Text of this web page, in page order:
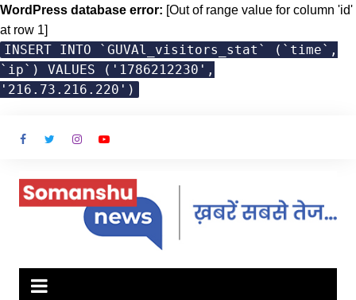
WordPress database error: [Out of range value for column 'id'
at row 1]
INSERT INTO `GUVAl_visitors_stat` (`time`,
`ip`) VALUES ('1786212230',
'216.73.216.220')